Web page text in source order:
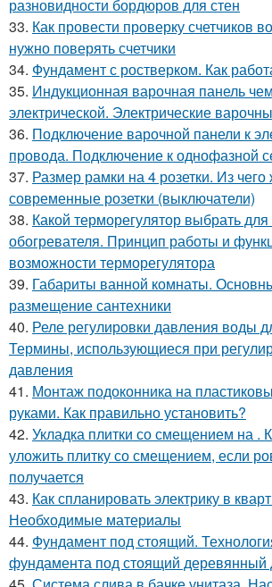
разновидности бордюров для стен
33. Как провести проверку счетчиков
нужно поверять счетчики
34. Фундамент с ростверком. Как
35. Индукционная варочная панель
электрической. Электрические
36. Подключение варочной панели к
провода. Подключение к однофазной
37. Размер рамки на 4 розетки. Из чего
современные розетки (выключатели)
38. Какой терморегулятор выбрать
обогревателя. Принцип работы и
возможности терморегулятора
39. Габариты ванной комнаты.
размещение сантехники
40. Реле регулировки давления воды
Термины, использующиеся при
давления
41. Монтаж подоконника на
руками. Как правильно установить?
42. Укладка плитки со смещением на .
уложить плитку со смещением, если
получается
43. Как спланировать электрику в
Необходимые материалы
44. Фундамент под стоящий.
фундамента под стоящий деревянный